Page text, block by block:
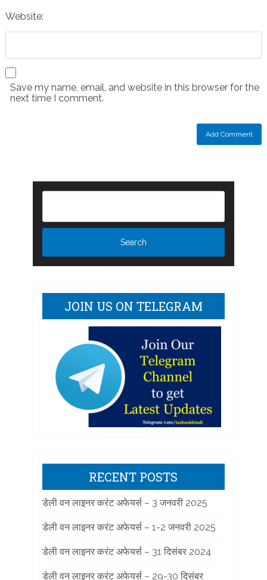
Website:
Save my name, email, and website in this browser for the
next time I comment.
JOIN US ON TELEGRAM
RECENT POSTS
डेली वन लाइनर करंट अफेयर्स – 3 जनवरी 2025
डेली वन लाइनर करंट अफेयर्स – 1-2 जनवरी 2025
डेली वन लाइनर करंट अफेयर्स – 31 दिसंबर 2024
डेली वन लाइनर करंट अफेयर्स – 29-30 दिसंबर